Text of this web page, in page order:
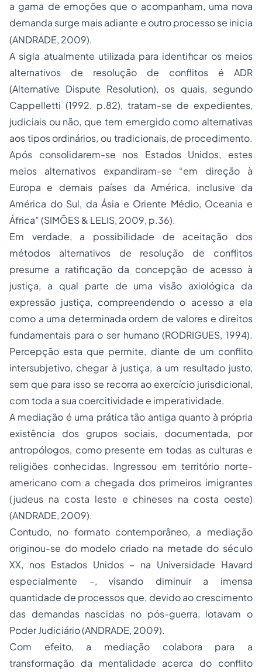
a gama de emoções que o acompanham, uma nova
demanda surge mais adiante e outro processo se inicia
(ANDRADE, 2009).
A sigla atualmente utilizada para identificar os meios
alternativos de resolução de conflitos é ADR
(Alternative Dispute Resolution), os quais, segundo
Cappelletti (1992, p.82), tratam-se de expedientes,
judiciais ou não, que tem emergido como alternativas
aos tipos ordinários, ou tradicionais, de procedimento.
Após consolidarem-se nos Estados Unidos, estes
meios alternativos expandiram-se “em direção à
Europa e demais países da América, inclusive da
América do Sul, da Ásia e Oriente Médio, Oceania e
África” (SIMÕES & LELIS, 2009, p.36).
Em verdade, a possibilidade de aceitação dos
métodos alternativos de resolução de conflitos
presume a ratificação da concepção de acesso à
justiça, a qual parte de uma visão axiológica da
expressão justiça, compreendendo o acesso a ela
como a uma determinada ordem de valores e direitos
fundamentais para o ser humano (RODRIGUES, 1994).
Percepção esta que permite, diante de um conflito
intersubjetivo, chegar à justiça, a um resultado justo,
sem que para isso se recorra ao exercício jurisdicional,
com toda a sua coercitividade e imperatividade.
A mediação é uma prática tão antiga quanto à própria
existência dos grupos sociais, documentada, por
antropólogos, como presente em todas as culturas e
religiões conhecidas. Ingressou em território norte-
americano com a chegada dos primeiros imigrantes
(judeus na costa leste e chineses na costa oeste)
(ANDRADE, 2009).
Contudo, no formato contemporâneo, a mediação
originou-se do modelo criado na metade do século
XX, nos Estados Unidos – na Universidade Havard
especialmente –, visando diminuir a imensa
quantidade de processos que, devido ao crescimento
das demandas nascidas no pós-guerra, lotavam o
Poder Judiciário (ANDRADE, 2009).
Com efeito, a mediação colabora para a
transformação da mentalidade acerca do conflito